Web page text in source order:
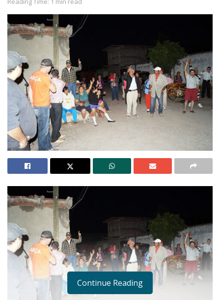
Continue Reading